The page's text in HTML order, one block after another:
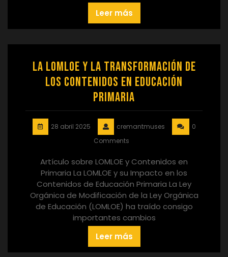
Leer más
La LOMLOE y la Transformación de
los Contenidos en Educación
Primaria
28 abril 2025 cremantmuses
0
Comments
Artículo sobre LOMLOE y Contenidos en
Primaria La LOMLOE y su Impacto en los
Contenidos de Educación Primaria La Ley
Orgánica de Modificación de la Ley Orgánica
de Educación (LOMLOE) ha traído consigo
importantes cambios
Leer más